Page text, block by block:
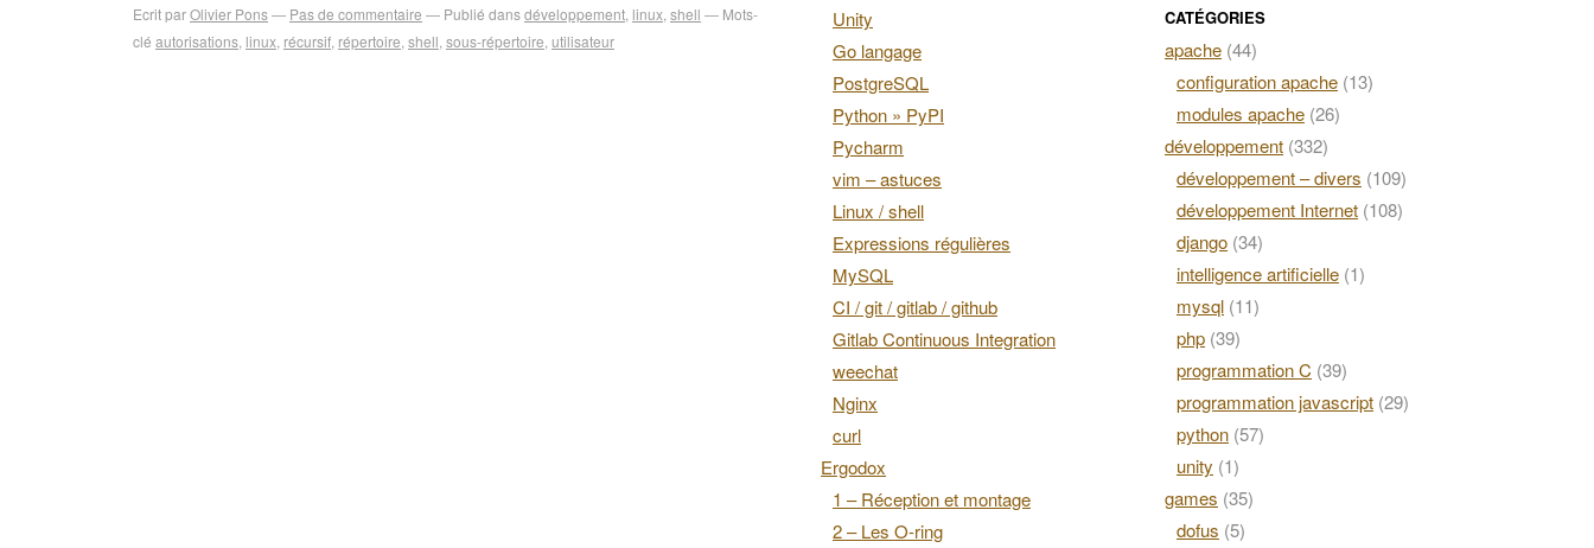
Ecrit parOlivier Pons Pas de commentaire Publié dansdéveloppement linux shell
Mots-
clé autorisations linux récursif répertoire shell sous-répertoire utilisateur
Unity
Go langage
PostgreSQL
Python » PyPI
Pycharm
vim – astuces
Linux / shell
Expressions régulières
MySQL
CI / git / gitlab / github
Gitlab Continuous Integration
weechat
Nginx
curl
Ergodox
1 – Réception et montage
2 – Les O-ring
CATÉGORIES
apache (44)
configuration apache (13)
modules apache (26)
développement (332)
développement – divers (109)
développement Internet (108)
django (34)
intelligence artificielle (1)
mysql (11)
php (39)
programmation C (39)
programmation javascript (29)
python (57)
unity (1)
games (35)
dofus (5)